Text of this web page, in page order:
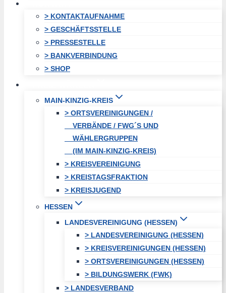
> KONTAKTAUFNAHME
> GESCHÄFTSSTELLE
> PRESSESTELLE
> BANKVERBINDUNG
> SHOP
MAIN-KINZIG-KREIS
> ORTSVEREINIGUNGEN /
VERBÄNDE / FWG´S UND
WÄHLERGRUPPEN
(IM MAIN-KINZIG-KREIS)
> KREISVEREINIGUNG
> KREISTAGSFRAKTION
> KREISJUGEND
HESSEN
LANDESVEREINIGUNG (HESSEN)
> LANDESVEREINIGUNG (HESSEN)
> KREISVEREINIGUNGEN (HESSEN)
> ORTSVEREINIGUNGEN (HESSEN)
> BILDUNGSWERK (FWK)
> LANDESVERBAND